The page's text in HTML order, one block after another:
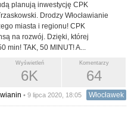
planują inwestycję CPK
Drodzy Włocławianie
miasta i regionu! CPK
na rozwój. Dzięki, której
min! TAK, 50 MINUT! A...
Komentarzy
64
Wyświetleń
6K
• 9 lipca 2020, 18:05 Włocławek